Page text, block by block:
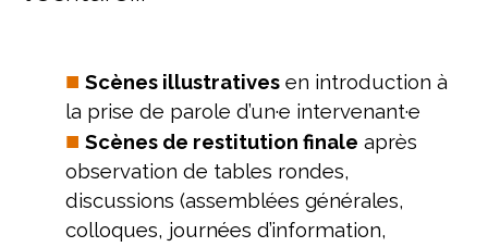
Scènes illustrativesen introduction à
la prise de parole d’un·e intervenant·e
Scènes de restitution finale après
observation de tables rondes,
discussions (assemblées générales,
colloques, journées d’information,